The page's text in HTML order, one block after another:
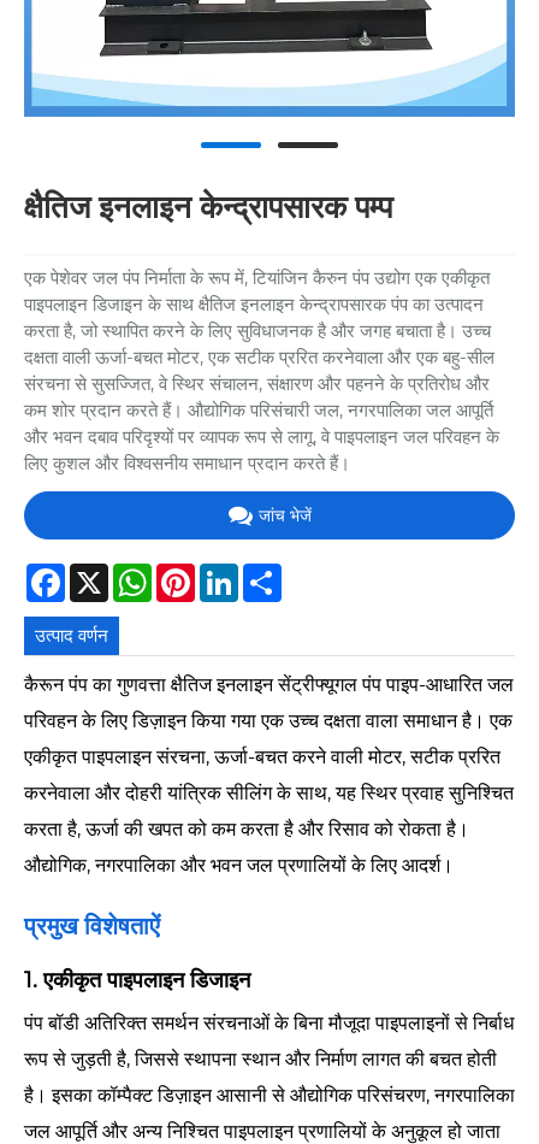
क्षैतिज इनलाइन केन्द्रापसारक पम्प
एक पेशेवर जल पंप निर्माता के रूप में, टियांजिन कैरुन पंप उद्योग एक एकीकृत
पाइपलाइन डिजाइन के साथ क्षैतिज इनलाइन केन्द्रापसारक पंप का उत्पादन
करता है, जो स्थापित करने के लिए सुविधाजनक है और जगह बचाता है। उच्च
दक्षता वाली ऊर्जा-बचत मोटर, एक सटीक प्ररित करनेवाला और एक बहु-सील
संरचना से सुसज्जित, वे स्थिर संचालन, संक्षारण और पहनने के प्रतिरोध और
कम शोर प्रदान करते हैं। औद्योगिक परिसंचारी जल, नगरपालिका जल आपूर्ति
और भवन दबाव परिदृश्यों पर व्यापक रूप से लागू, वे पाइपलाइन जल परिवहन के
लिए कुशल और विश्वसनीय समाधान प्रदान करते हैं।
जांच भेजें
Facebook
X WhatsApp
PinterestLinkedIn
उत्पाद वर्णन
कैरून पंप का गुणवत्ता क्षैतिज इनलाइन सेंट्रीफ्यूगल पंप पाइप-आधारित जल
परिवहन के लिए डिज़ाइन किया गया एक उच्च दक्षता वाला समाधान है। एक
एकीकृत पाइपलाइन संरचना, ऊर्जा-बचत करने वाली मोटर, सटीक प्ररित
करनेवाला और दोहरी यांत्रिक सीलिंग के साथ, यह स्थिर प्रवाह सुनिश्चित
करता है, ऊर्जा की खपत को कम करता है और रिसाव को रोकता है।
औद्योगिक, नगरपालिका और भवन जल प्रणालियों के लिए आदर्श।
प्रमुख विशेषताऐं
1. एकीकृत पाइपलाइन डिजाइन
पंप बॉडी अतिरिक्त समर्थन संरचनाओं के बिना मौजूदा पाइपलाइनों से निर्बाध
रूप से जुड़ती है, जिससे स्थापना स्थान और निर्माण लागत की बचत होती
है। इसका कॉम्पैक्ट डिज़ाइन आसानी से औद्योगिक परिसंचरण, नगरपालिका
जल आपूर्ति और अन्य निश्चित पाइपलाइन प्रणालियों के अनुकूल हो जाता